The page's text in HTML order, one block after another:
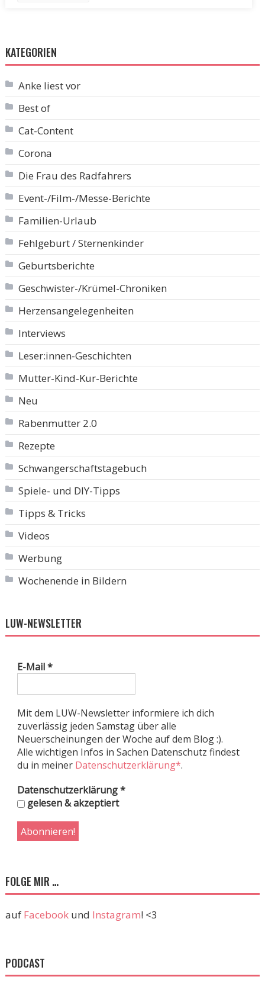
KATEGORIEN
Anke liest vor
Best of
Cat-Content
Corona
Die Frau des Radfahrers
Event-/Film-/Messe-Berichte
Familien-Urlaub
Fehlgeburt / Sternenkinder
Geburtsberichte
Geschwister-/Krümel-Chroniken
Herzensangelegenheiten
Interviews
Leser:innen-Geschichten
Mutter-Kind-Kur-Berichte
Neu
Rabenmutter 2.0
Rezepte
Schwangerschaftstagebuch
Spiele- und DIY-Tipps
Tipps & Tricks
Videos
Werbung
Wochenende in Bildern
LUW-NEWSLETTER
E-Mail*
Mit dem LUW-Newsletter informiere ich dich
zuverlässig jeden Samstag über alle
Neuerscheinungen der Woche auf dem Blog :).
Alle wichtigen Infos in Sachen Datenschutz findest
du in meiner Datenschutzerklärung*.
Datenschutzerklärung*
gelesen & akzeptiert
FOLGE MIR …
auf Facebookund Instagram! <3
PODCAST